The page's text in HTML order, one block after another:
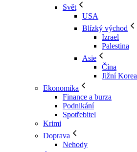
Svět
USA
Blízký východ
Izrael
Palestina
Asie
Čína
Jižní Korea
Ekonomika
Finance a burza
Podnikání
Spotřebitel
Krimi
Doprava
Nehody